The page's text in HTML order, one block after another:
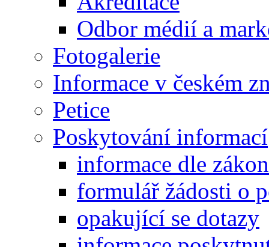
Odbor médií a
Fotogalerie
Informace v českém
Petice
Poskytování informací
informace dle
formulář žádosti o
opakující se dotazy